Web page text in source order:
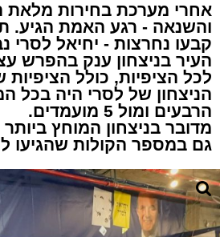
אחרי מערכת בחירות
והשנאה - רגע האמת הגיע.
קבעו נחרצות - יחיאל לסרי
העיר בניצחון ענק בהפרש
לכל הציפיות, כולל
הניצחון של לסרי היה בכל
הרבעים ומול 5 מועמדים.
מדובר בניצחון המוחץ
גם במספר הקולות שהגיעו